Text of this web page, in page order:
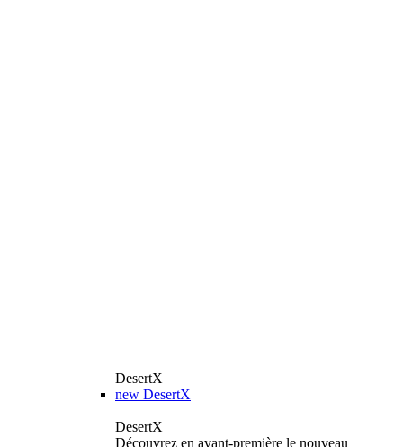
DesertX
new DesertX
DesertX
Découvrez en avant-première le nouveau